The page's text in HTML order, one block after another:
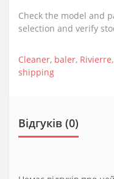
Check the model and
selection and verify
Cleaner, baler, Rivierre,
shipping
Відгуків (0)